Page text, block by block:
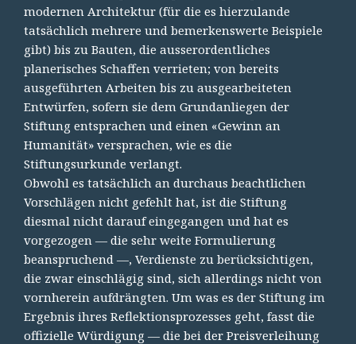
modernen Architektur (für die es hierzulande
tatsächlich mehrere und bemerkenswerte Beispiele
gibt) bis zu Bauten, die ausserordentliches
planerisches Schaffen verrieten; von bereits
ausgeführten Arbeiten bis zu ausgearbeiteten
Entwürfen, sofern sie dem Grundanliegen der
Stiftung entsprachen und einen «Gewinn an
Humanität» versprachen, wie es die
Stiftungsurkunde verlangt.
Obwohl es tatsächlich an durchaus beachtlichen
Vorschlägen nicht gefehlt hat, ist die Stiftung
diesmal nicht darauf eingegangen und hat es
vorgezogen — die sehr weite Formulierung
beanspruchend —, Verdienste zu berücksichtigen,
die zwar einschlägig sind, sich allerdings nicht von
vornherein aufdrängten. Um was es der Stiftung im
Ergebnis ihres Reflektionsprozesses geht, fasst die
offizielle Würdigung — die bei der Preisverleihung